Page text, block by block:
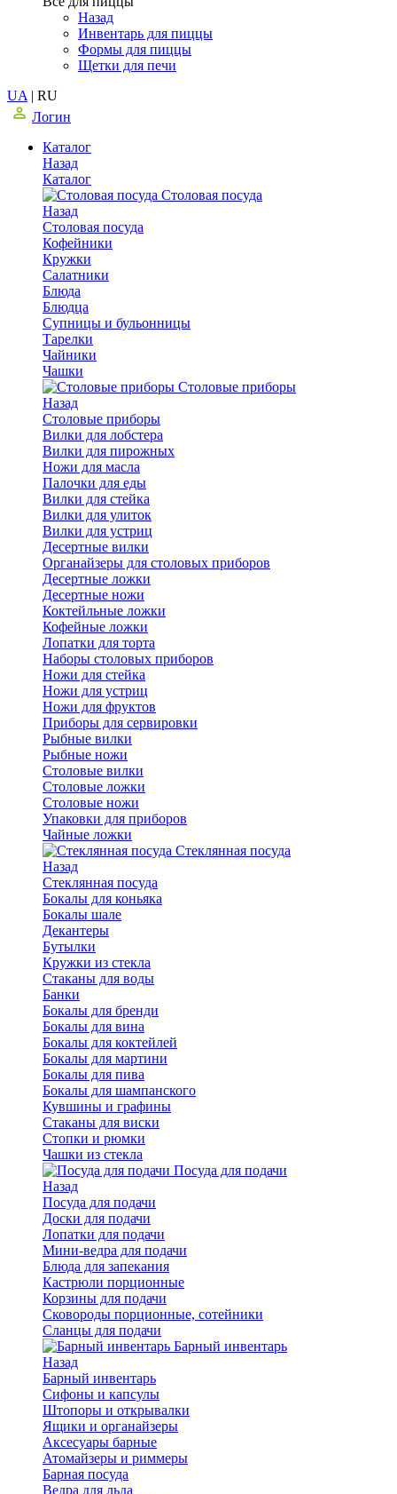
Назад
Инвентарь для пиццы
Формы для пиццы
Щетки для печи
UA | RU
Логин
Каталог
Назад
Каталог
Столовая посуда
Назад
Столовая посуда
Кофейники
Кружки
Салатники
Блюда
Блюдца
Супницы и бульонницы
Тарелки
Чайники
Чашки
Cтоловые приборы
Назад
Cтоловые приборы
Вилки для лобстера
Вилки для пирожных
Ножи для масла
Палочки для еды
Вилки для стейка
Вилки для улиток
Вилки для устриц
Десертные вилки
Органайзеры для столовых приборов
Десертные ложки
Десертные ножи
Коктейльные ложки
Кофейные ложки
Лопатки для торта
Наборы столовых приборов
Ножи для стейка
Ножи для устриц
Ножи для фруктов
Приборы для сервировки
Рыбные вилки
Рыбные ножи
Столовые вилки
Столовые ложки
Столовые ножи
Упаковки для приборов
Чайные ложки
Стеклянная посуда
Назад
Стеклянная посуда
Бокалы для коньяка
Бокалы шале
Декантеры
Бутылки
Кружки из стекла
Стаканы для воды
Банки
Бокалы для бренди
Бокалы для вина
Бокалы для коктейлей
Бокалы для мартини
Бокалы для пива
Бокалы для шампанского
Кувшины и графины
Стаканы для виски
Стопки и рюмки
Чашки из стекла
Посуда для подачи
Назад
Посуда для подачи
Доски для подачи
Лопатки для подачи
Мини-ведра для подачи
Блюда для запекания
Кастрюли порционные
Корзины для подачи
Сковороды порционные, сотейники
Сланцы для подачи
Барный инвентарь
Назад
Барный инвентарь
Сифоны и капсулы
Штопоры и открывалки
Ящики и органайзеры
Аксесуары барные
Атомайзеры и риммеры
Барная посуда
Ведра для льда